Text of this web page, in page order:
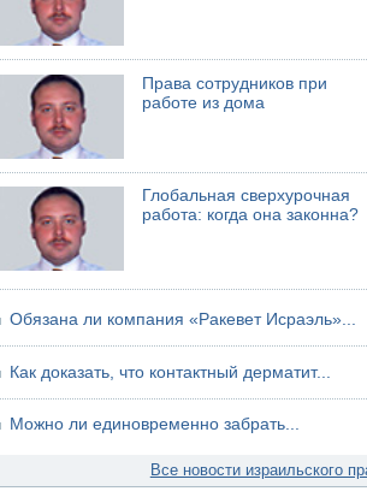
Ленинградской области
Права сотрудников при
работе из дома
Глобальная сверхурочная
работа: когда она законна?
Обязана ли компания «Ракевет Исраэль»...
Как доказать, что контактный дерматит...
Можно ли единовременно забрать...
Все новости израильского